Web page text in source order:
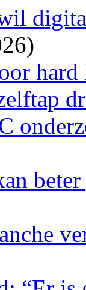
hard